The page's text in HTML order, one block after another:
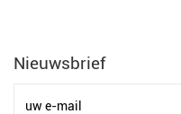
Nieuwsbrief